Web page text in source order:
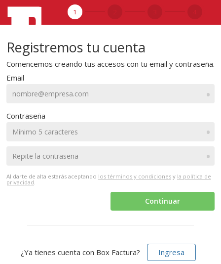
Registremos tu cuenta
Comencemos creando tus accesos con tu email y contraseña.
Email
•
Contraseña
•
•
Al darte de alta estarás aceptando los términos y condiciones y la política de
privacidad.
Continuar
¿Ya tienes cuenta con Box Factura? Ingresa
1